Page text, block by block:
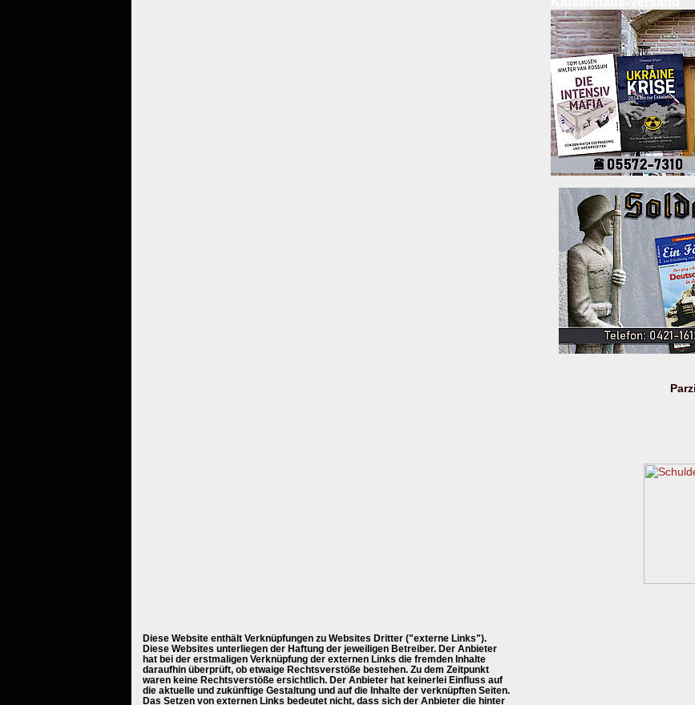
Diese Website enthält Verknüpfungen zu Websites Dritter ("externe Links").
Diese Websites unterliegen der Haftung der jeweiligen Betreiber. Der Anbieter
hat bei der erstmaligen Verknüpfung der externen Links die fremden Inhalte
daraufhin überprüft, ob etwaige Rechtsverstöße bestehen. Zu dem Zeitpunkt
waren keine Rechtsverstöße ersichtlich. Der Anbieter hat keinerlei Einfluss auf
die aktuelle und zukünftige Gestaltung und auf die Inhalte der verknüpften Seiten.
Das Setzen von externen Links bedeutet nicht, dass sich der Anbieter die hinter